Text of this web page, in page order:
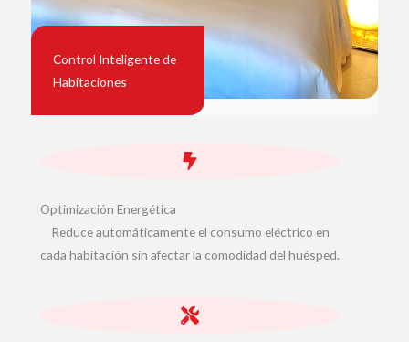
Control Inteligente de
Habitaciones
Optimización Energética
Reduce automáticamente el consumo eléctrico en
cada habitación sin afectar la comodidad del huésped.